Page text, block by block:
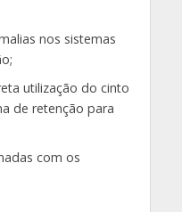
nos sistemas
utilização do cinto
de retenção para
com os